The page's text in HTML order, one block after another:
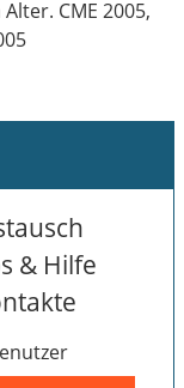
CME 2005,
& Hilfe